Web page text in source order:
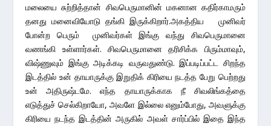
மலையை சுற்றித்தான் சிவபெருமானின் மகனான கதிர்காமரும்
தனது மனைவியோடு தங்கி இருக்கிறார்.அகத்திய முனிவர்
போன்ற பெரும் முனிவர்கள் இங்கு வந்து சிவபெருமானை
வணங்கி உள்ளார்கள். சிவபெருமானை தரிசிக்க பிரும்மாவும்,
விஷ்ணுவும் இங்கு அடிக்கடி வருவதுண்டு. இப்படிப்பட்ட சிறந்த
இடத்தில் உன் தாயாருக்கு இறுதிக் கிரியை நடத்த பேறு பெற்றது
உன் அதிருஷ்டமே. எந்த தாயாருக்காக நீ சிவலிங்கத்தை
எடுத்துச் செல்கிறாயோ, அவளே இல்லை எனும்போது, அவளுக்கு
கிரியை நடந்த இடத்தின் அருகில் அவள் சார்ப்பில் இதை இந்த